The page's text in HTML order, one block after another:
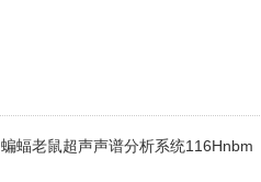
蝙蝠老鼠超声声谱分析系统116Hnbm